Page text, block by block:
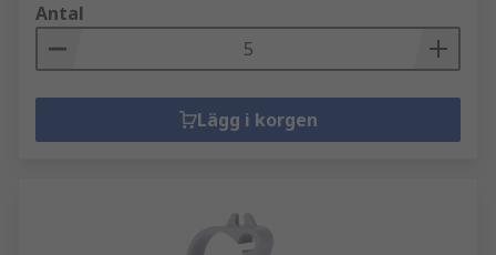
Antal
Lägg i korgen